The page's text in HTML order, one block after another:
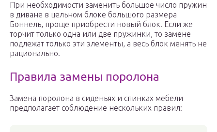
При необходимости заменить большое число пружин
в диване в цельном блоке большого размера
Боннель, проще приобрести новый блок. Если же
торчит только одна или две пружинки, то замене
подлежат только эти элементы, а весь блок менять не
рационально.
Правила замены поролона
Замена поролона в сиденьях и спинках мебели
предполагает соблюдение нескольких правил: